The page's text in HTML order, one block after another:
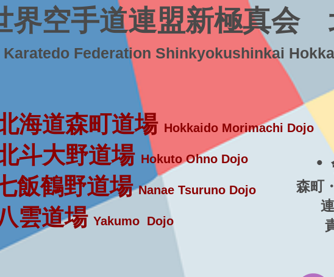
界空手道連盟新極真会
Federation Shinkyokushinkai
森町
連絡
責任
海道森町道場 Hokkaido Morimachi Dojo
斗大野道場 Hokuto Ohno Dojo
飯鶴野道場 Nanae Tsuruno Dojo
雲道場 Yakumo Dojo